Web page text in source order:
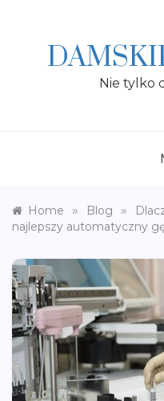
Nie tylko
Home » Blog »
najlepszy automatyczny